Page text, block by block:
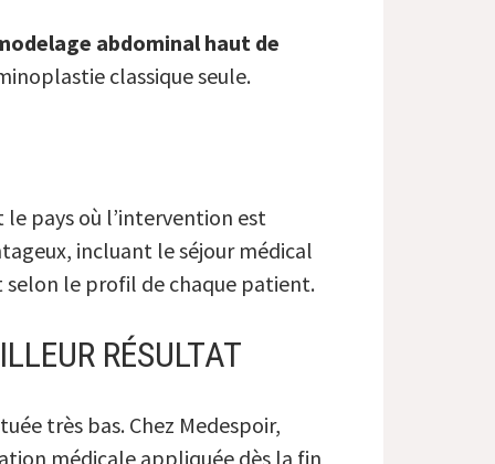
abdominal haut de
classique seule.
pays où l’intervention est
incluant le séjour médical
le profil de chaque patient.
RÉSULTAT
très bas. Chez Medespoir,
médicale appliquée dès la fin